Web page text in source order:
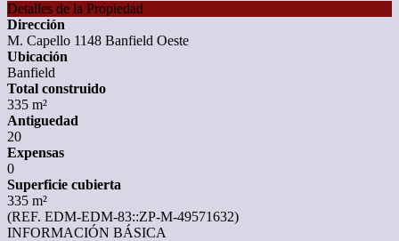
Detalles de la Propiedad
Dirección
M. Capello 1148 Banfield Oeste
Ubicación
Banfield
Total construido
335 m²
Antiguedad
20
Expensas
0
Superficie cubierta
335 m²
(REF. EDM-EDM-83::ZP-M-49571632)
INFORMACIÓN BÁSICA